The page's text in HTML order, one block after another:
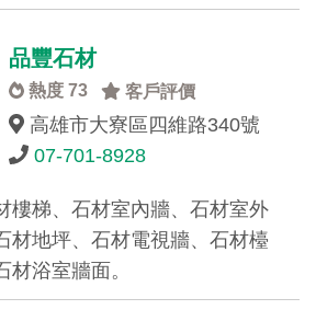
品豐石材
熱度 73 客戶評價
高雄市大寮區四維路340號
07-701-8928
樓梯、石材室內牆、石材室外
材地坪、石材電視牆、石材檯
材浴室牆面。